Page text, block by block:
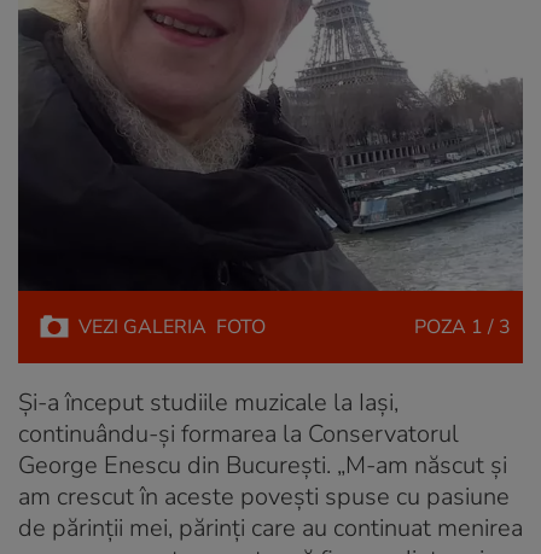
VEZI GALERIA FOTO POZA 1 / 3
Și-a început studiile muzicale la Iași,
continuându-și formarea la Conservatorul
George Enescu din București. „M-am născut și
am crescut în aceste povești spuse cu pasiune
de părinții mei, părinți care au continuat menirea